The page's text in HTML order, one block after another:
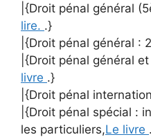
|{Droit pénal général
lire. .}
|{Droit pénal général :
|{Droit pénal général
livre .}
|{Droit pénal
|{Droit pénal spécial :
les particuliers,Le livre